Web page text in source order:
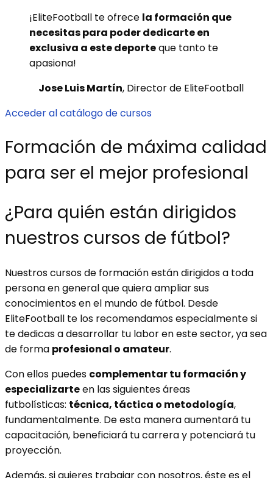
¡EliteFootball te ofrece la formación que
necesitas para poder dedicarte en
exclusiva a este deporteque tanto te
apasiona!
JoseLuis Martín, Director de EliteFootball
Acceder al catálogo de cursos
Formación de máxima calidad
para ser el mejor profesional
¿Para quién están dirigidos
nuestros cursos de fútbol?
Nuestros cursos de formación están dirigidos a toda
persona en general que quiera ampliar sus
conocimientos en el mundo de fútbol. Desde
EliteFootball te los recomendamos especialmente si
te dedicas a desarrollar tu labor en este sector, ya sea
de forma profesional o amateur.
Con ellos puedes complementar tu formación y
especializarteen las siguientes áreas
futbolísticas: técnica, táctica o metodología,
fundamentalmente. De esta manera aumentará tu
capacitación, beneficiará tu carrera y potenciará tu
proyección.